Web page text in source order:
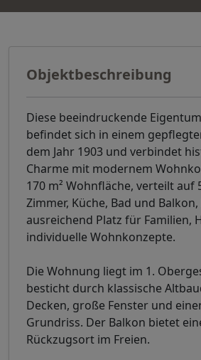
Objektbeschreibung
Diese beeindruckende
befindet sich in einem
dem Jahr 1903 und verbindet
Charme mit modernem
170 m² Wohnfläche, verteilt auf
Zimmer, Küche, Bad und
ausreichend Platz für Familien,
individuelle Wohnkonzepte.
Die Wohnung liegt im 1.
besticht durch klassische
Decken, große Fenster und
Grundriss. Der Balkon bietet
Rückzugsort im Freien.